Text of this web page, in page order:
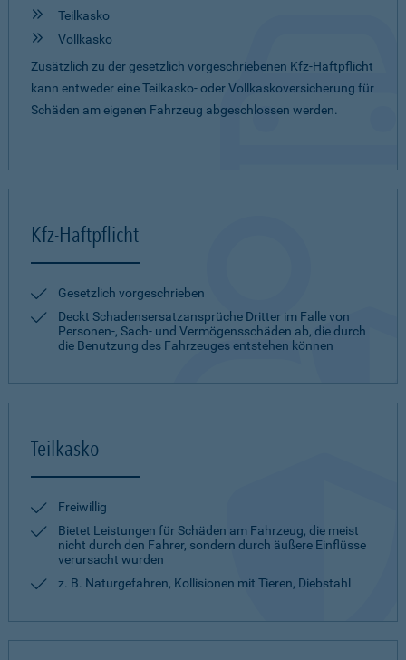
Teilkasko
Vollkasko
Zusätzlich zu der gesetzlich vorgeschriebenen Kfz-Haftpflicht
kann entweder eine Teilkasko- oder Vollkaskoversicherung für
Schäden am eigenen Fahrzeug abgeschlossen werden.
Kfz-Haftpflicht
Gesetzlich vorgeschrieben
Deckt Schadensersatzansprüche Dritter im Falle von
Personen-, Sach- und Vermögensschäden ab, die durch
die Benutzung des Fahrzeuges entstehen können
Teilkasko
Freiwillig
Bietet Leistungen für Schäden am Fahrzeug, die meist
nicht durch den Fahrer, sondern durch äußere Einflüsse
verursacht wurden
z. B. Naturgefahren, Kollisionen mit Tieren, Diebstahl